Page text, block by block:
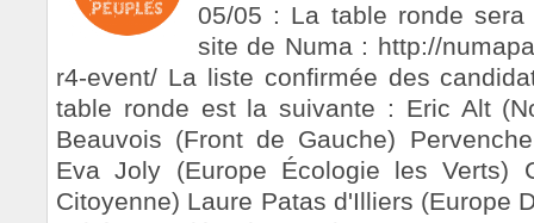
05/05 : La table ronde
site de Numa : http://
r4-event/ La liste confirmée des
table ronde est la suivante : Eric Alt
Beauvois (Front de Gauche)
Eva Joly (Europe Écologie les Verts)
Citoyenne) Laure Patas d'Illiers (Europe